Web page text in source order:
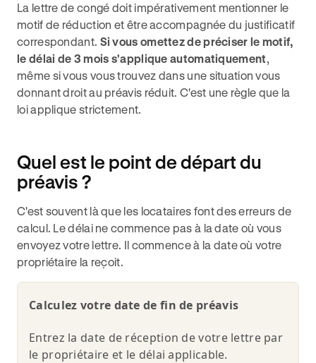
La lettre de congé doit impérativement mentionner le
motif de réduction et être accompagnée du justificatif
correspondant. Si vous omettez de préciser le motif,
le délai de 3 mois s'applique automatiquement,
même si vous vous trouvez dans une situation vous
donnant droit au préavis réduit. C'est une règle que la
loi applique strictement.
Quel est le point de départ du
préavis ?
C'est souvent là que les locataires font des erreurs de
calcul. Le délai ne commence pas à la date où vous
envoyez votre lettre. Il commence à la date où votre
propriétaire la reçoit.
Calculez votre date de fin de préavis
Entrez la date de réception de votre lettre par
le propriétaire et le délai applicable.